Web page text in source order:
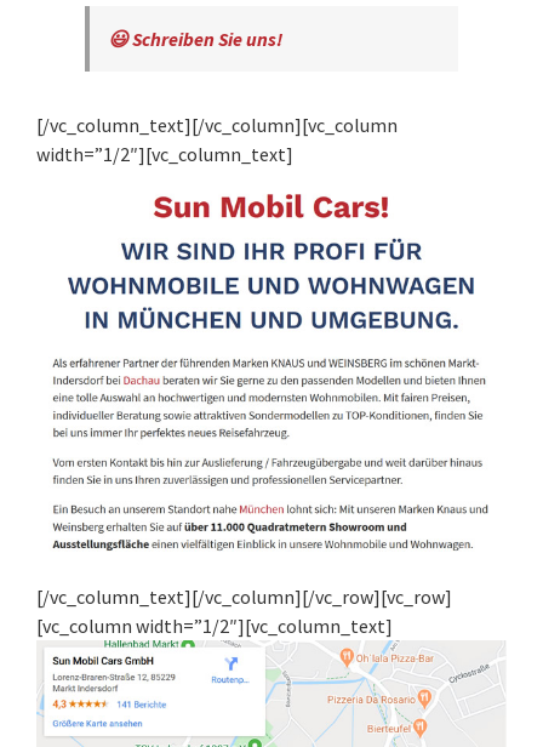
😃 Schreiben Sie uns!
[/vc_column_text][/vc_column][vc_column
width=”1/2″][vc_column_text]
[/vc_column_text][/vc_column][/vc_row][vc_row]
[vc_column width=”1/2″][vc_column_text]